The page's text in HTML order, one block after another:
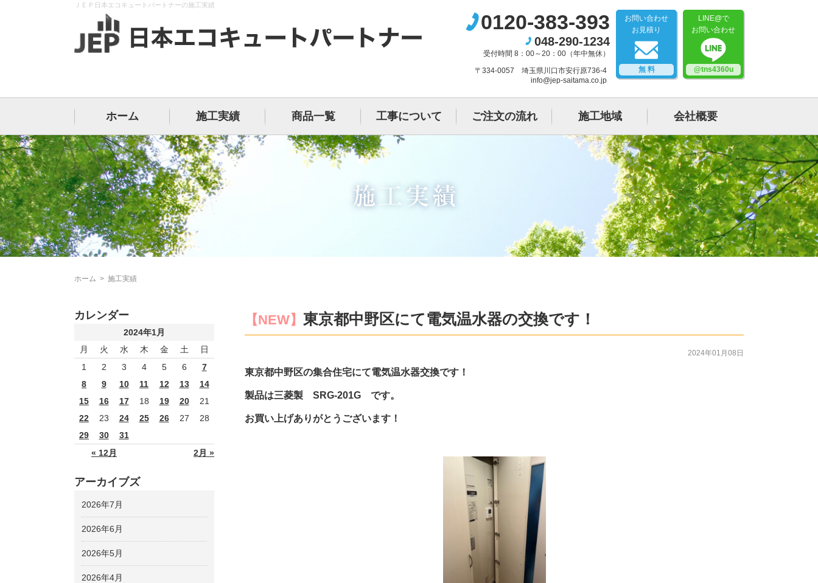
ＪＥＰ日本エコキュートパートナーの施工実績
〒334-0057 埼玉県川口市安行原736-4
info@jep-saitama.co.jp
LINE@で
お問い合わせ
@tns4360u
お問い合わせ
お見積り
無 料
0120-383-393
048-290-1234
受付時間 8：00～20：00（年中無休）
ホーム 施工実績 商品一覧 工事について ご注文の流れ 施工地域 会社概要
ホーム > 施工実績
【NEW】 東京都中野区にて電気温水器の交換です！
2024年01月08日
東京都中野区の集合住宅にて電気温水器交換です！
製品は三菱製 SRG-201G です。
お買い上げありがとうございます！
カレンダー
2024年1月
月
火 水 木 金 土 日
« 12月 2月 »
1 2 3 4 5 6
7
8
9 10 11 12 13
14
15
16 17 18 19 20
21
22
23 24 25 26 27
28
29
30 31
アーカイブズ
2026年7月
2026年6月
2026年5月
2026年4月